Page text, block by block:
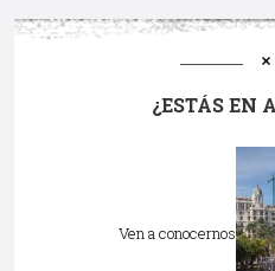
¿ESTÁS EN
Ven a conocernos